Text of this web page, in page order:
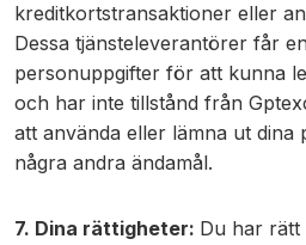
kreditkortstransaktioner eller
Dessa tjänsteleverantörer får
personuppgifter för att kunna
och har inte tillstånd från
att använda eller lämna ut
några andra ändamål.
7. Dina rättigheter: Du har